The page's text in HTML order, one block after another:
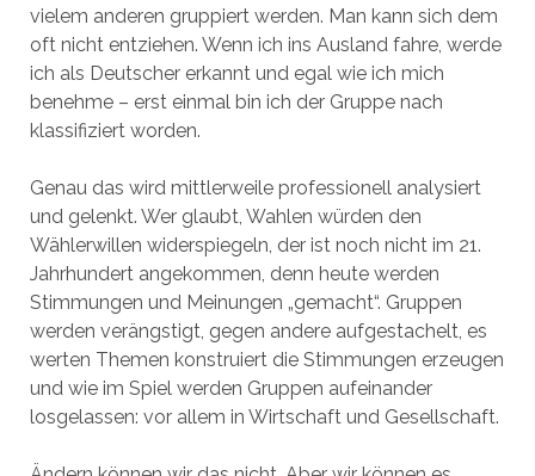
vielem anderen gruppiert werden. Man kann sich dem
oft nicht entziehen. Wenn ich ins Ausland fahre, werde
ich als Deutscher erkannt und egal wie ich mich
benehme – erst einmal bin ich der Gruppe nach
klassifiziert worden.
Genau das wird mittlerweile professionell analysiert
und gelenkt. Wer glaubt, Wahlen würden den
Wählerwillen widerspiegeln, der ist noch nicht im 21.
Jahrhundert angekommen, denn heute werden
Stimmungen und Meinungen „gemacht“. Gruppen
werden verängstigt, gegen andere aufgestachelt, es
werten Themen konstruiert die Stimmungen erzeugen
und wie im Spiel werden Gruppen aufeinander
losgelassen: vor allem in Wirtschaft und Gesellschaft.